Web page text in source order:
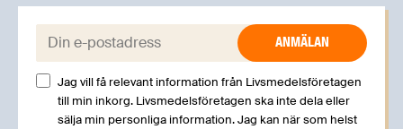
E-post:
Jag vill få relevant information från Livsmedelsföretagen
till min inkorg. Livsmedelsföretagen ska inte dela eller
sälja min personliga information. Jag kan när som helst